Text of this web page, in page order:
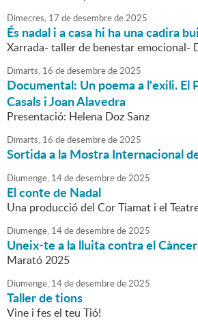
Dimecres, 17 dedesembrede2025
És nadal i a casa hi ha una cadira
Xarrada- taller de benestar emocional-
Dimarts, 16 dedesembrede2025
Documental: Un poema a l'exili. El
Casals i Joan Alavedra
Presentació: Helena Doz Sanz
Dimarts, 16 dedesembrede2025
Sortida a la Mostra Internacional
Diumenge, 14dedesembrede2025
El conte de Nadal
Una producció del Cor Tiamat i el
Diumenge, 14dedesembrede2025
Uneix-te a la lluita contra el Càncer
Marató 2025
Diumenge, 14dedesembrede2025
Taller de tions
Vine i fes el teu Tió!